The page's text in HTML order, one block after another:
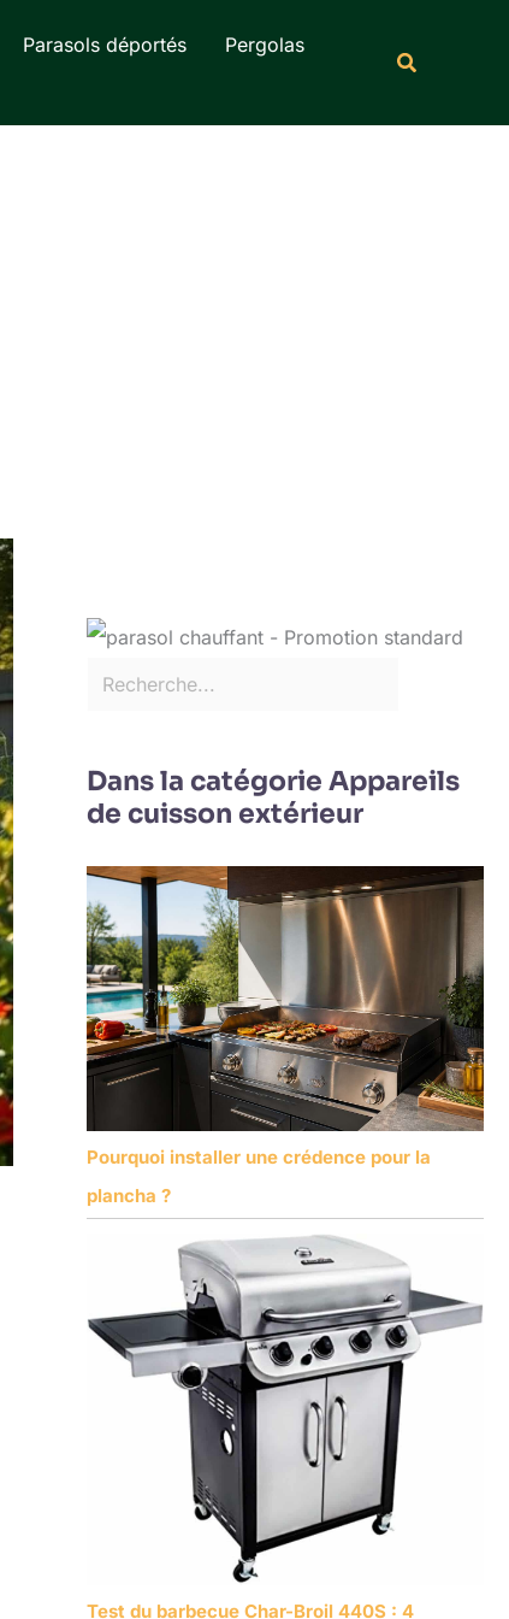
Parasols déportés
Pergolas
Dans la catégorie Appareils
de cuisson extérieur
Pourquoi installer une crédence pour la
plancha ?
Test du barbecue Char-Broil 440S : 4